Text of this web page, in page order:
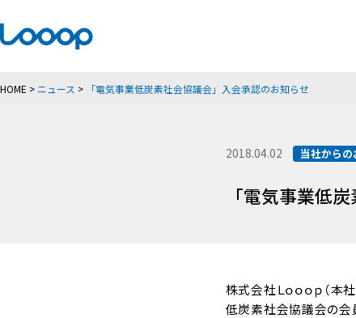
HOME > ニュース > 「電気事業低炭素社会協議会」入会承認のお知らせ
2018.04.02 当社からの
「電気事業低
株式会社Ｌｏｏｏｐ（本
低炭素社会協議会の会